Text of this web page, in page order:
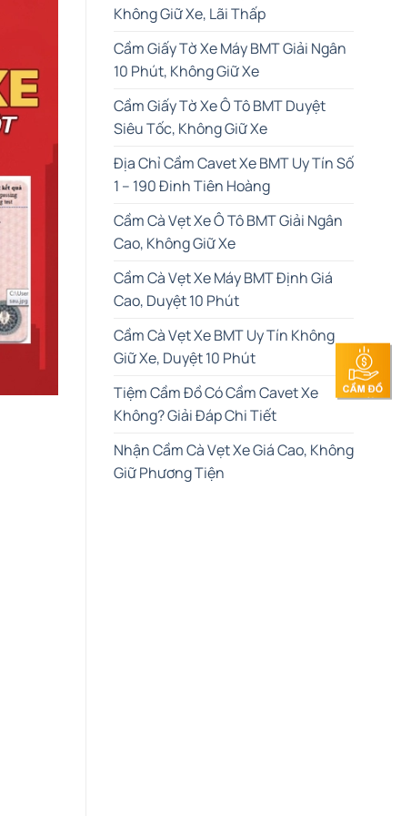
Không Giữ Xe, Lãi Thấp
Cầm Giấy Tờ Xe Máy BMT Giải Ngân
10 Phút, Không Giữ Xe
Cầm Giấy Tờ Xe Ô Tô BMT Duyệt
Siêu Tốc, Không Giữ Xe
Địa Chỉ Cầm Cavet Xe BMT Uy Tín Số
1 – 190 Đinh Tiên Hoàng
Cầm Cà Vẹt Xe Ô Tô BMT Giải Ngân
Cao, Không Giữ Xe
Cầm Cà Vẹt Xe Máy BMT Định Giá
Cao, Duyệt 10 Phút
Cầm Cà Vẹt Xe BMT Uy Tín Không
Giữ Xe, Duyệt 10 Phút
Tiệm Cầm Đồ Có Cầm Cavet Xe
Không? Giải Đáp Chi Tiết
Nhận Cầm Cà Vẹt Xe Giá Cao, Không
Giữ Phương Tiện